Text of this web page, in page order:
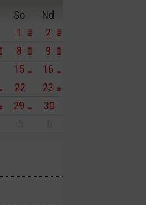
So
Nd
1
2
8
9
15
16
22
23
29
30